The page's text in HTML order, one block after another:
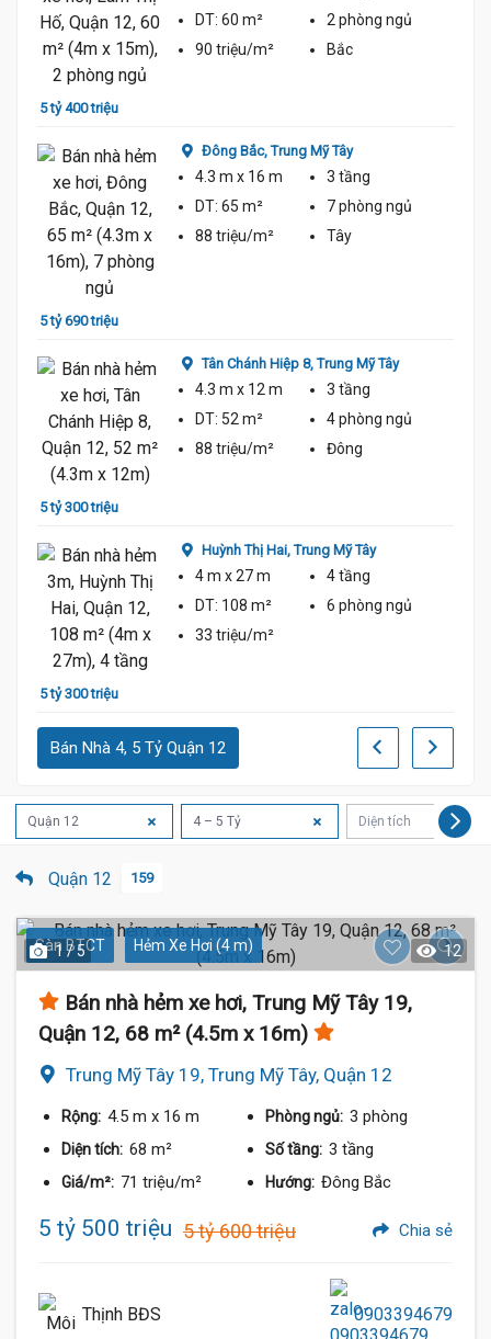
5 tỷ 400 triệu
DT: 60 m² 2 phòng ngủ
90 triệu/m²
Bắc
5 tỷ 690 triệu
Đông Bắc,Trung Mỹ Tây
4.3 m x 16 m
3 tầng
DT: 65 m² 7 phòng ngủ
88 triệu/m²
Tây
5 tỷ 300 triệu
Tân Chánh Hiệp 8,Trung Mỹ Tây
4.3 m x 12 m
3 tầng
DT: 52 m² 4 phòng ngủ
88 triệu/m²
Đông
5 tỷ 300 triệu
Huỳnh Thị Hai,Trung Mỹ Tây
4 m x 27 m
4 tầng
DT: 108 m² 6 phòng ngủ
33 triệu/m²
Bán Nhà 4, 5 Tỷ Quận 12
Quận 12 4 – 5 Tỷ Diện tích
Quận 12 159
Sàn BTCT Hẻm Xe Hơi (4 m)
1 / 5 12
Bán nhà hẻm xe hơi, Trung Mỹ Tây 19,
Quận 12, 68 m² (4.5m x 16m)
Trung Mỹ Tây 19, Trung Mỹ Tây, Quận 12
Rộng: 4.5 m x 16 m Phòng ngủ: 3 phòng
Diện tích: 68 m² Số tầng: 3 tầng
Giá/m²: 71 triệu/m² Hướng: Đông Bắc
5 tỷ 500 triệu 5 tỷ 600 triệu Chia sẻ
Thịnh BĐS 0903394679